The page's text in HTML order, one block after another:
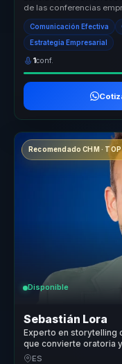
de las conferencias
organ...
Comunicación Efectiva
Estrategia Empresarial
1conf.
Recomendado CHM ·
Disponible
Sebastián Lora
Experto en storytelling
que convierte oratoria
para líderes y equipos.
ES